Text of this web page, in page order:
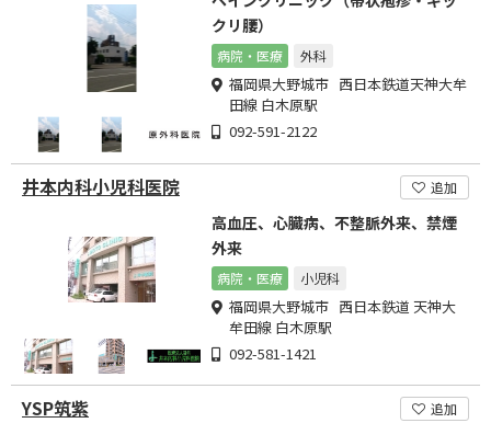
クリ腰）
病院・医療 外科
福岡県大野城市 西日本鉄道天神大牟
田線 白木原駅
092-591-2122
井本内科小児科医院 追加
高血圧、心臓病、不整脈外来、禁煙
外来
病院・医療 小児科
福岡県大野城市 西日本鉄道 天神大
牟田線 白木原駅
092-581-1421
YSP筑紫 追加